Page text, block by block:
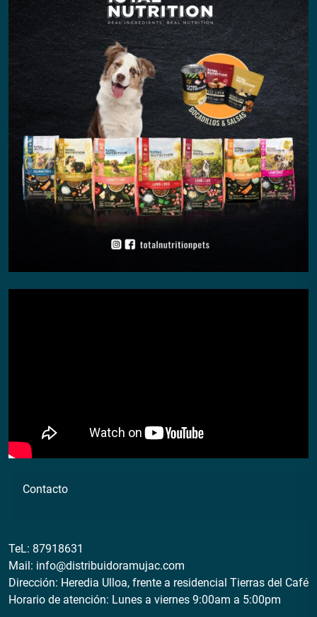
Contacto
TeL: 87918631
Mail: info@distribuidoramujac.com
Dirección: Heredia Ulloa, frente a residencial Tierras del Café
Horario de atención: Lunes a viernes 9:00am a 5:00pm